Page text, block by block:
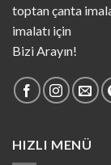
toptan çanta
imalatı için
Bizi Arayın!
HIZLI MENÜ